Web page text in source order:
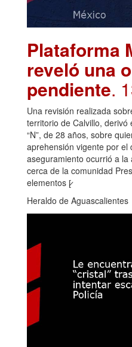
Plataforma
reveló una
pendiente.
Una revisión realizada
territorio de Calvillo,
“N”, de 28 años, sobre
aprehensión vigente por el
aseguramiento ocurrió a
cerca de la comunidad
elementos [̷
Heraldo de Aguascalientes